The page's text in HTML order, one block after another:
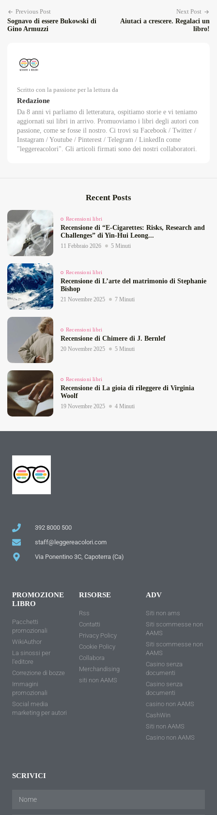
Previous Post
Sognavo di essere Bukowski di
Gino Armuzzi
Next Post
Aiutaci a crescere. Regalaci un
libro!
Scritto con la passione per la lettura da
Redazione
Da 8 anni vi parliamo di letteratura, ospitiamo storie e vi teniamo
aggiornati sui libri in arrivo. Promuoviamo i libri degli autori con
passione, come se fosse il nostro. Ci trovi su Facebook / Twitter /
Instagram / Youtube / Pinterest / Telegram / LinkedIn come
"leggereacolori". Gli articoli firmati sono dei nostri collaboratori.
Recent Posts
Recensioni libri
Recensione di “E‑Cigarettes: Risks, Research and
Challenges” di Yin‑Hui Leong...
11 Febbraio 2026 5 Minuti
Recensioni libri
Recensione di L’arte del matrimonio di Stephanie
Bishop
21 Novembre 2025 7 Minuti
Recensioni libri
Recensione di Chimere di J. Bernlef
20 Novembre 2025 5 Minuti
Recensioni libri
Recensione di La gioia di rileggere di Virginia
Woolf
19 Novembre 2025 4 Minuti
392 8000 500
staff@leggereacolori.com
Via Ponentino 3C, Capoterra (Ca)
PROMOZIONE
LIBRO
Pacchetti
promozionali
WikiAuthor
La sinossi per
l'editore
Correzione di bozze
Immagini
promozionali
Social media
marketing per autori
RISORSE
Rss
Contatti
Privacy Policy
Cookie Policy
Collabora
Merchandising
siti non AAMS
ADV
Siti non ams
Siti scommesse non
AAMS
Siti scommesse non
AAMS
Casino senza
documenti
Casino senza
documenti
casino non AAMS
CashWin
Siti non AAMS
Casino non AAMS
SCRIVICI